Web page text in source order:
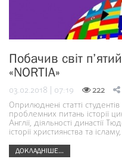
Побачив світ
«NORTIA»
03.02.2018 | 07:19 222
Оприлюднені статті
проблемних питань історії
Англії, діяльності династії
історії християнства та
ДОКЛАДНІШЕ...